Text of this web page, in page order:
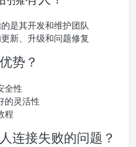
是其开发和维护团队
新、升级和问题修复
势？
全性
的灵活性
程
连接失败的问题？